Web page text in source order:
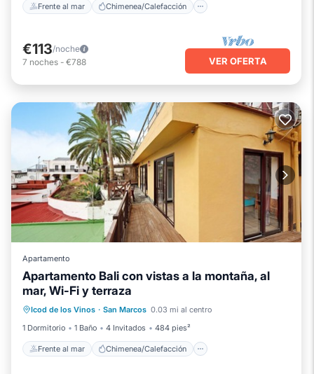
Frente al mar Chimenea/Calefacción
€113/noche
7 noches - €788 VER OFERTA
Apartamento
Apartamento Bali con vistas a la montaña, al
mar, Wi-Fi y terraza
Icod de los Vinos · San Marcos 0.03 mi al centro
1 Dormitorio
1 Baño 4 Invitados 484 pies²
Frente al mar Chimenea/Calefacción
Frente al mar
Vista al mar
Balcón/Terraza